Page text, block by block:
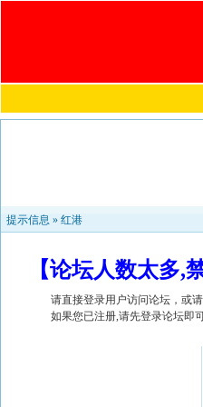
提示信息 » 红港
【论坛人数太多
请直接登录用户访问论坛，或请
如果您已注册,请先登录论坛即